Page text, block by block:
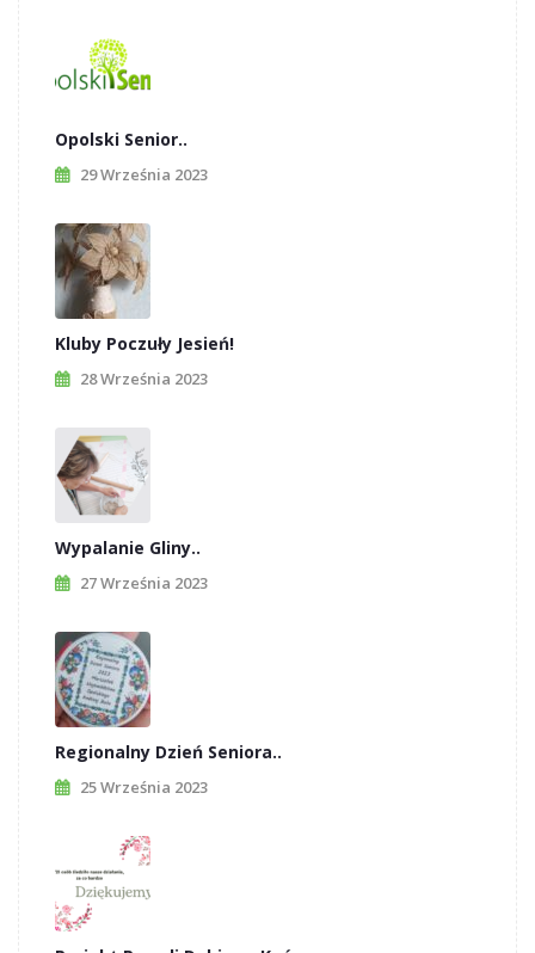
Opolski Senior..
29 Września 2023
Kluby Poczuły Jesień!
28 Września 2023
Wypalanie Gliny..
27 Września 2023
Regionalny Dzień Seniora..
25 Września 2023